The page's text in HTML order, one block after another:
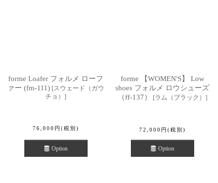
forme Loafer フォルメ ローフ
ァー (fm-111) [スウェード（ガウ
チョ） ]
76,000 円 (税別)
Option
forme 【WOMEN'S】 Low
shoes フォルメ ロウシューズ
（ff-137）
[ラム（ブラック） ]
72,000 円 (税別)
Option